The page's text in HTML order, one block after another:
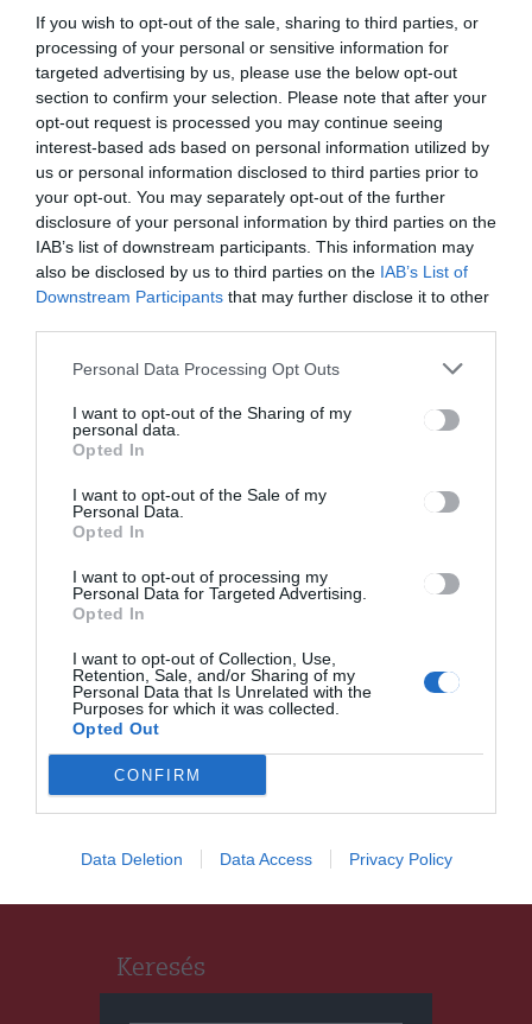
If you wish to opt-out of the sale, sharing to third parties, or
processing of your personal or sensitive information for
targeted advertising by us, please use the below opt-out
section to confirm your selection. Please note that after your
opt-out request is processed you may continue seeing
interest-based ads based on personal information utilized by
us or personal information disclosed to third parties prior to
your opt-out. You may separately opt-out of the further
disclosure of your personal information by third parties on the
IAB’s list of downstream participants. This information may
also be disclosed by us to third parties on the IAB’s List of
Downstream Participants that may further disclose it to other
Personal Data Processing Opt Outs
I want to opt-out of the Sharing of my
personal data.
Opted In
I want to opt-out of the Sale of my
Personal Data.
Opted In
I want to opt-out of processing my
Personal Data for Targeted Advertising.
Opted In
I want to opt-out of Collection, Use,
Retention, Sale, and/or Sharing of my
Personal Data that Is Unrelated with the
Purposes for which it was collected.
Opted Out
CONFIRM
Data Deletion Data Access Privacy Policy
navigáció
Határidőre
elkészülhet
a
gyergyósze
ntmiklósi
kultúrház
energetikai
felújítása
Ötszáz
roncsautótó
l
szabadulnán
ak meg
Csíkszeredá
ban
Ez is érdekelheti
GYERGYÓSZÉK,HÍRLISTA
Meghosszabbították a
népszámlálás határidejét,
Gyergyószentmiklóson
hétvégén is nyitva lesz két
összeírópont
UDVARHELYSZÉK
Megkönnyítették az erkölcsi
bizonyítvány kiváltását, de
nem fogadják el a digitális
változatot
Keresés